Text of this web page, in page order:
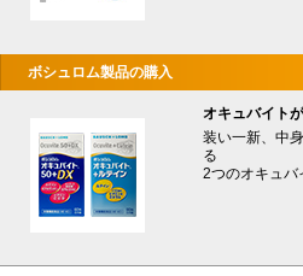
ボシュロム製品の購入
オキュバイト
装い一新、中
る
2つのオキュバ